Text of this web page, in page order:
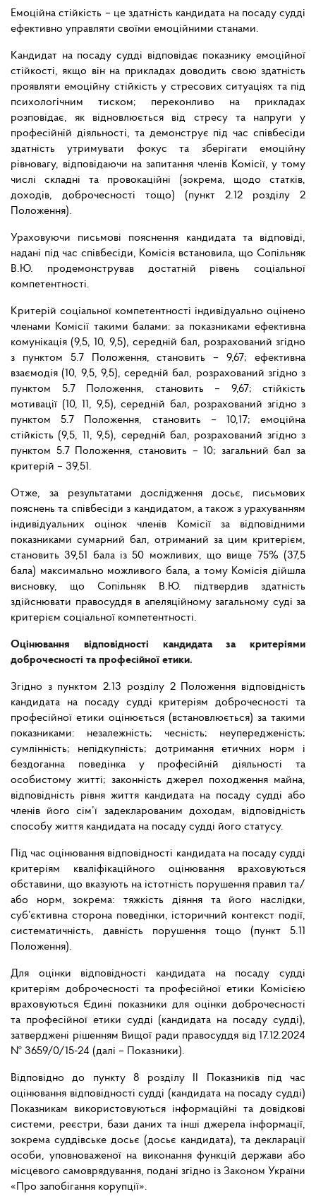
Емоційна стійкість – це здатність кандидата на посаду судді
ефективно управляти своїми емоційними станами.
Кандидат на посаду судді відповідає показнику емоційної
стійкості, якщо він на прикладах доводить свою здатність
проявляти емоційну стійкість у стресових ситуаціях та під
психологічним тиском; переконливо на прикладах
розповідає, як відновлюється від стресу та напруги у
професійній діяльності, та демонструє під час співбесіди
здатність утримувати фокус та зберігати емоційну
рівновагу, відповідаючи на запитання членів Комісії, у тому
числі складні та провокаційні (зокрема, щодо статків,
доходів, доброчесності тощо) (пункт 2.12 розділу 2
Положення).
Ураховуючи письмові пояснення кандидата та відповіді,
надані під час співбесіди, Комісія встановила, що Сопільняк
В.Ю. продемонстрував достатній рівень соціальної
компетентності.
Критерій соціальної компетентності індивідуально оцінено
членами Комісії такими балами: за показниками ефективна
комунікація (9,5, 10, 9,5), середній бал, розрахований згідно
з пунктом 5.7 Положення, становить – 9,67; ефективна
взаємодія (10, 9,5, 9,5), середній бал, розрахований згідно з
пунктом 5.7 Положення, становить – 9,67; стійкість
мотивації (10, 11, 9,5), середній бал, розрахований згідно з
пунктом 5.7 Положення, становить – 10,17; емоційна
стійкість (9,5, 11, 9,5), середній бал, розрахований згідно з
пунктом 5.7 Положення, становить – 10; загальний бал за
критерій – 39,51.
Отже, за результатами дослідження досьє, письмових
пояснень та співбесіди з кандидатом, а також з урахуванням
індивідуальних оцінок членів Комісії за відповідними
показниками сумарний бал, отриманий за цим критерієм,
становить 39,51 бала із 50 можливих, що вище 75% (37,5
бала) максимально можливого бала, а тому Комісія дійшла
висновку, що Сопільняк В.Ю. підтвердив здатність
здійснювати правосуддя в апеляційному загальному суді за
критерієм соціальної компетентності.
Оцінювання відповідності кандидата за критеріями
доброчесності та професійної етики.
Згідно з пунктом 2.13 розділу 2 Положення відповідність
кандидата на посаду судді критеріям доброчесності та
професійної етики оцінюється (встановлюється) за такими
показниками: незалежність; чесність; неупередженість;
сумлінність; непідкупність; дотримання етичних норм і
бездоганна поведінка у професійній діяльності та
особистому житті; законність джерел походження майна,
відповідність рівня життя кандидата на посаду судді або
членів його сім’ї задекларованим доходам, відповідність
способу життя кандидата на посаду судді його статусу.
Під час оцінювання відповідності кандидата на посаду судді
критеріям кваліфікаційного оцінювання враховуються
обставини, що вказують на істотність порушення правил та/
або норм, зокрема: тяжкість діяння та його наслідки,
суб’єктивна сторона поведінки, історичний контекст події,
систематичність, давність порушення тощо (пункт 5.11
Положення).
Для оцінки відповідності кандидата на посаду судді
критеріям доброчесності та професійної етики Комісією
враховуються Єдині показники для оцінки доброчесності
та професійної етики судді (кандидата на посаду судді),
затверджені рішенням Вищої ради правосуддя від 17.12.2024
№ 3659/0/15-24 (далі – Показники).
Відповідно до пункту 8 розділу ІІ Показників під час
оцінювання відповідності судді (кандидата на посаду судді)
Показникам використовуються інформаційні та довідкові
системи, реєстри, бази даних та інші джерела інформації,
зокрема суддівське досьє (досьє кандидата), та декларації
особи, уповноваженої на виконання функцій держави або
місцевого самоврядування, подані згідно із Законом України
«Про запобігання корупції».